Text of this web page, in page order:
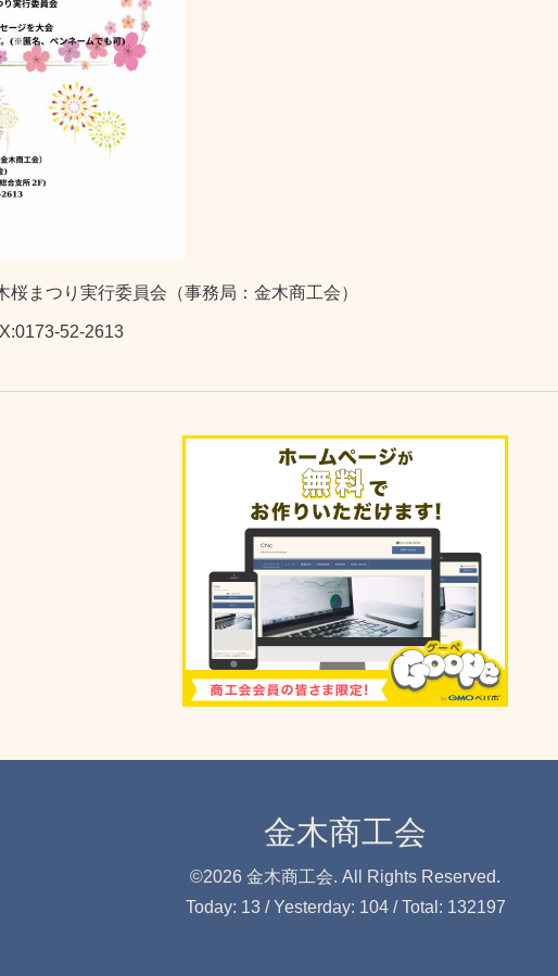
桜まつり実行委員会（事務局：金木商工会）
52-2613
金木商工会
©2026 金木商工会. All Rights Reserved.
Today: 13/ Yesterday: 104/ Total: 132197